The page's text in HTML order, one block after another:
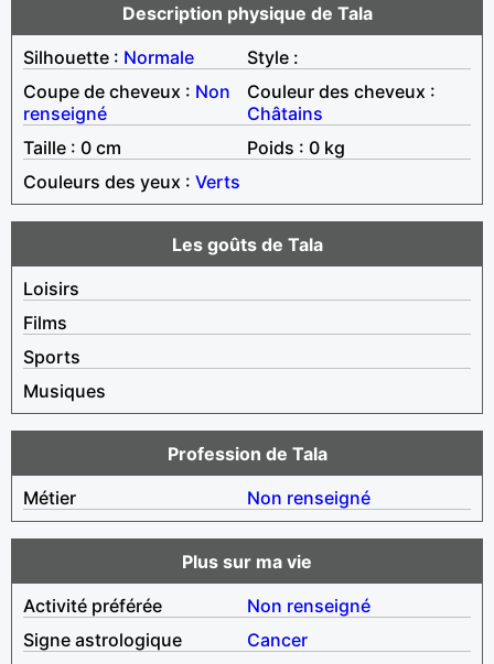
Description physique de Tala
Silhouette : Normale
Style :
Coupe de cheveux : Non
renseigné
Couleur des cheveux :
Châtains
Taille : 0 cm
Poids : 0 kg
Couleurs des yeux : Verts
Les goûts de Tala
Loisirs
Films
Sports
Musiques
Profession de Tala
Métier
Non renseigné
Plus sur ma vie
Activité préférée
Non renseigné
Signe astrologique
Cancer